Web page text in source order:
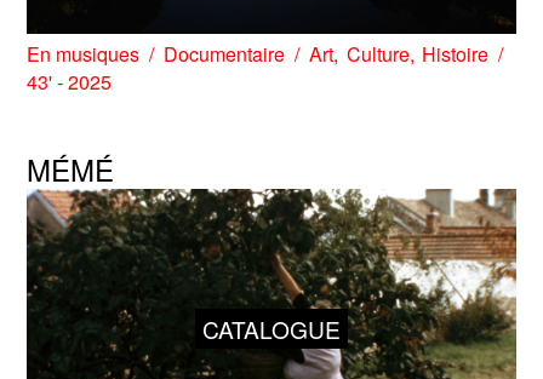
En musiques Documentaire Art Culture Histoire
43' - 2025
MÉMÉ
CATALOGUE